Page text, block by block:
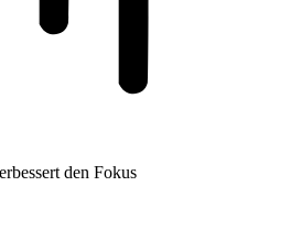
den Fokus